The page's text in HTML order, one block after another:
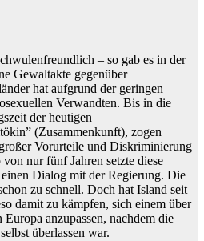
– so gab es in der
Gewaltakte gegenüber
hat aufgrund der geringen
Verwandten. Bis in die
der heutigen
(Zusammenkunft), zogen
Vorurteile und Diskriminierung
nur fünf Jahren setzte diese
Dialog mit der Regierung. Die
zu schnell. Doch hat Island seit
damit zu kämpfen, sich einem über
anzupassen, nachdem die
überlassen war.